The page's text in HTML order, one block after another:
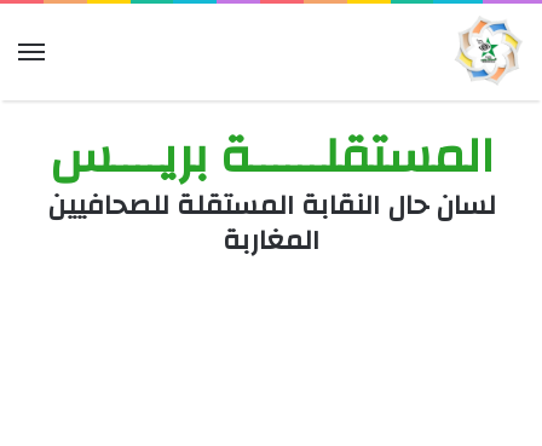
المستقلــــــة بريــــس
لسان حال النقابة المستقلة للصحافيين
المغاربة